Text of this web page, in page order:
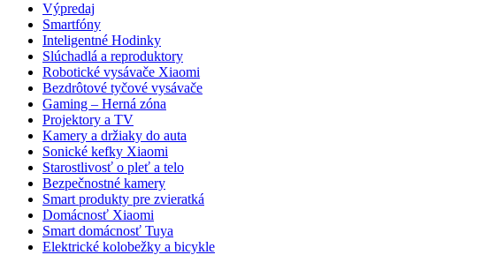
Výpredaj
Smartfóny
Inteligentné Hodinky
Slúchadlá a reproduktory
Robotické vysávače Xiaomi
Bezdrôtové tyčové vysávače
Gaming – Herná zóna
Projektory a TV
Kamery a držiaky do auta
Sonické kefky Xiaomi
Starostlivosť o pleť a telo
Bezpečnostné kamery
Smart produkty pre zvieratká
Domácnosť Xiaomi
Smart domácnosť Tuya
Elektrické kolobežky a bicykle